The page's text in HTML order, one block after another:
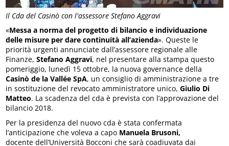
Il Cda del Casinò con l'assessore Stefano Aggravi
«Messa a norma del progetto di bilancio e individuazione
delle misure per dare continuità all’azienda». Queste le
priorità urgenti annunciate dall’assessore regionale alle
Finanze,Stefano Aggravi, nel presentare alla stampa questo
pomeriggio, lunedì 15 ottobre, la nuova governance della
Casinò de la Vallée SpA, un consiglio di amministrazione a tre
in sostituzione del revocato amministratore unico,Giulio Di
Matteo. La scadenza del cda è prevista con l’approvazione del
bilancio 2018.
Per la presidenza del nuovo cda è stata confermata
l’anticipazione che voleva a capo Manuela Brusoni,
docente dell’Università Bocconi che sarà coadiuvata dai